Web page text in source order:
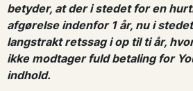
betyder, at der i stedet for en
afgørelse indenfor 1 år, nu i
langstrakt retssag i op til ti år,
ikke modtager fuld betaling for
indhold.